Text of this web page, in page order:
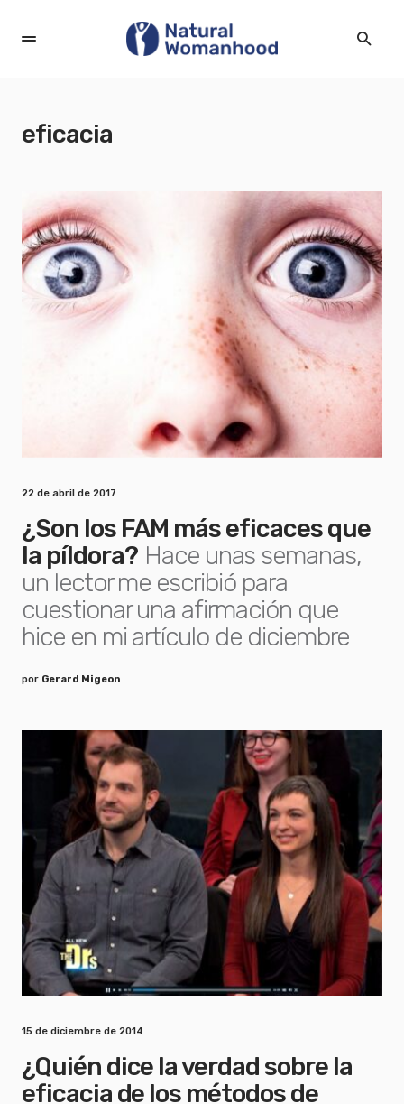
eficacia
22 de abril de 2017
¿Son los FAM más eficaces que
la píldora? Hace unas semanas,
un lector me escribió para
cuestionar una afirmación que
hice en mi artículo de diciembre
por Gerard Migeon
15 de diciembre de 2014
¿Quién dice la verdad sobre la
eficacia de los métodos de